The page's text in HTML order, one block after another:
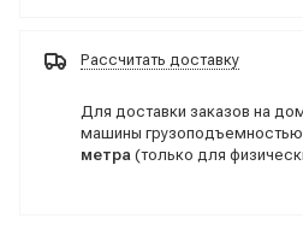
Рассчитать доставку
Для доставки заказов на
машины грузоподъемностью
метра (только для